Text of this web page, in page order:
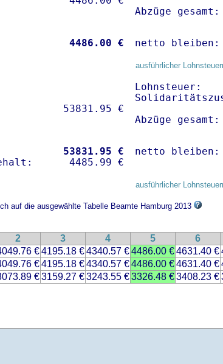
Abzüge
4486.00 € netto
ausführlicher
Lohnsteuer:
Abzüge
53831.95 €
netto
ausführlicher
auf die ausgewählte Tabelle Beamte Hamburg 2013
2 3 4 5 6
€4195.18 €4340.57 €4486.00 €4631.40 €
€4195.18 €4340.57 €4486.00 €4631.40 €
€3159.27 €3243.55 €3326.48 €3408.23 €